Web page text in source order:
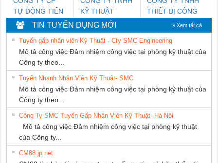
TỰ ĐỘNG TIẾN
HƯNG
KỸ THUẬT
KTECH VIỆT
NAM
THIẾT BỊ CÔNG
NGHIỆP NIHON
SETSUBI VIỆT
NAM
TIN TUYỂN DỤNG MỚI » Xem tất cả
Tuyển gấp nhân viên Kỹ Thuật - Cty SMC Engineering
Mô tả công việc Đảm nhiệm công việc tại phòng kỹ thuật của
Công ty theo...
Tuyển Nhanh Nhân Viên Kỹ Thuật- SMC
Mô tả công việc Đảm nhiệm công việc tại phòng kỹ thuật của
Công ty theo...
Công Ty SMC Tuyển Gấp Nhân Viên Kỹ Thuật- Hà Nội
Mô tả công việc Đảm nhiệm công việc tại phòng kỹ thuật
của Công ty...
CM88 jp net